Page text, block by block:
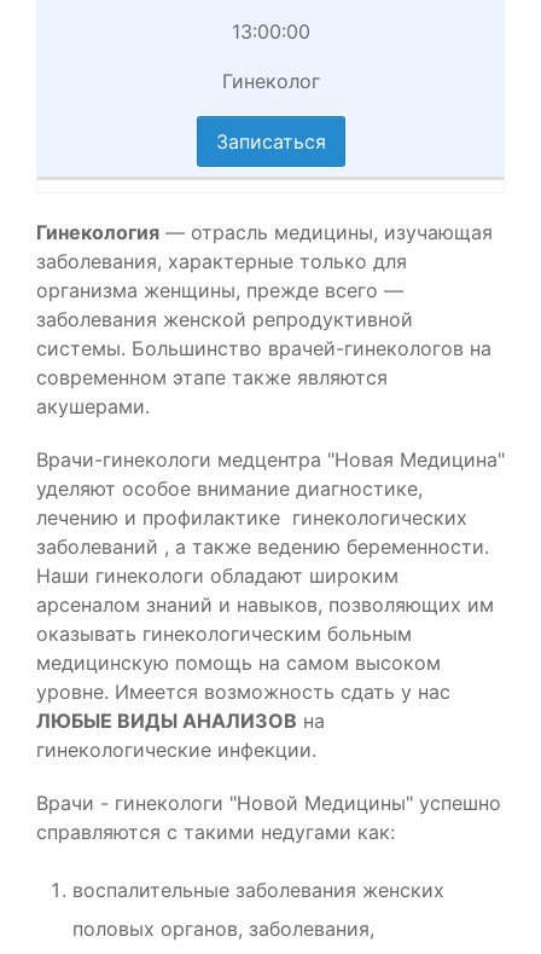
13:00:00
Гинеколог
Записаться
Гинекология — отрасль медицины, изучающая
заболевания, характерные только для
организма женщины, прежде всего —
заболевания женской репродуктивной
системы. Большинство врачей-гинекологов на
современном этапе также являются
акушерами.
Врачи-гинекологи медцентра "Новая Медицина"
уделяют особое внимание диагностике,
лечению и профилактике гинекологических
заболеваний , а также ведению беременности.
Наши гинекологи обладают широким
арсеналом знаний и навыков, позволяющих им
оказывать гинекологическим больным
медицинскую помощь на самом высоком
уровне. Имеется возможность сдать у нас
ЛЮБЫЕ ВИДЫ АНАЛИЗОВ на
гинекологические инфекции.
Врачи - гинекологи "Новой Медицины" успешно
справляются с такими недугами как:
воспалительные заболевания женских
половых органов, заболевания,